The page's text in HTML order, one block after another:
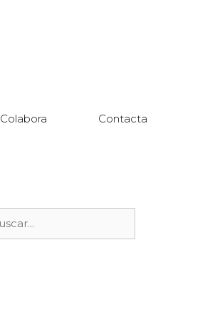
Colabora Contacta